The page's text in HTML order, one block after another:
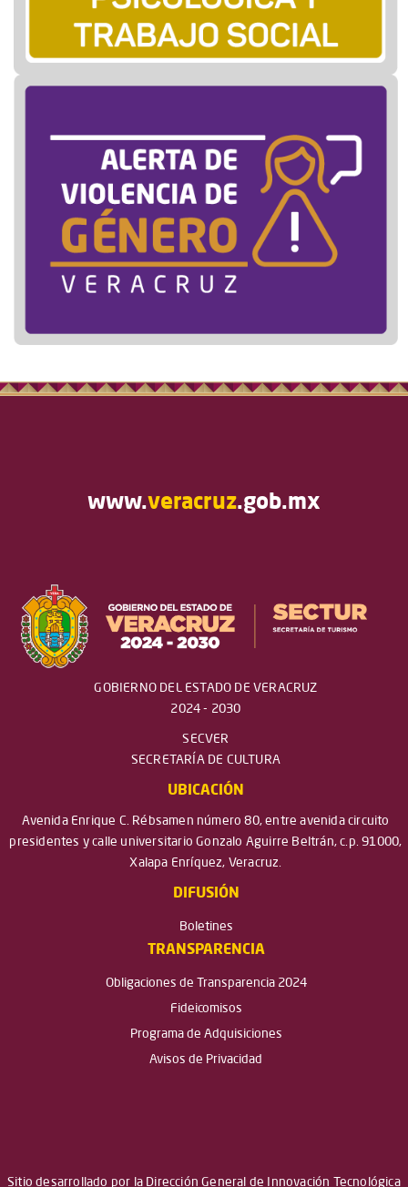
www.veracruz.gob.mx
GOBIERNO DEL ESTADO DE VERACRUZ
2024 - 2030
SECVER
SECRETARÍA DE CULTURA
UBICACIÓN
Avenida Enrique C. Rébsamen número 80, entre avenida circuito
presidentes y calle universitario Gonzalo Aguirre Beltrán, c.p. 91000,
Xalapa Enríquez, Veracruz.
DIFUSIÓN
Boletines
TRANSPARENCIA
Obligaciones de Transparencia 2024
Fideicomisos
Programa de Adquisiciones
Avisos de Privacidad
Sitio desarrollado por la Dirección General de Innovación Tecnológica